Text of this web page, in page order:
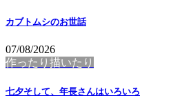
カブトムシのお世話
07/08/2026
作ったり描いたり
七夕そして、年長さんはいろいろ